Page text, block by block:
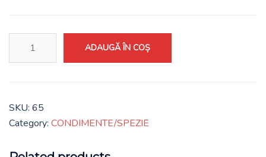
di
Sesamo
quantity
ADAUGĂ ÎN COȘ
SKU: 65
Category: CONDIMENTE/SPEZIE